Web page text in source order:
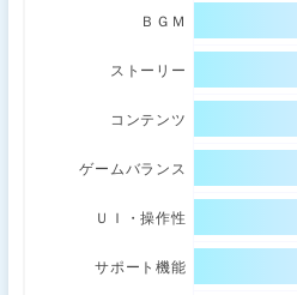
ＢＧＭ
ストーリー
コンテンツ
ゲームバランス
ＵＩ・操作性
サポート機能